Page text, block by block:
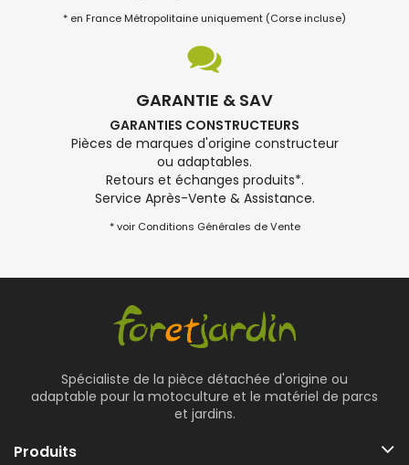
* en France Métropolitaine uniquement (Corse incluse)
GARANTIE & SAV
GARANTIES CONSTRUCTEURS
Pièces de marques d'origine constructeur
ou adaptables.
Retours et échanges produits*.
Service Après-Vente & Assistance.
* voir Conditions Générales de Vente
Spécialiste de la pièce détachée d'origine ou
adaptable pour la motoculture et le matériel de parcs
et jardins.
Produits